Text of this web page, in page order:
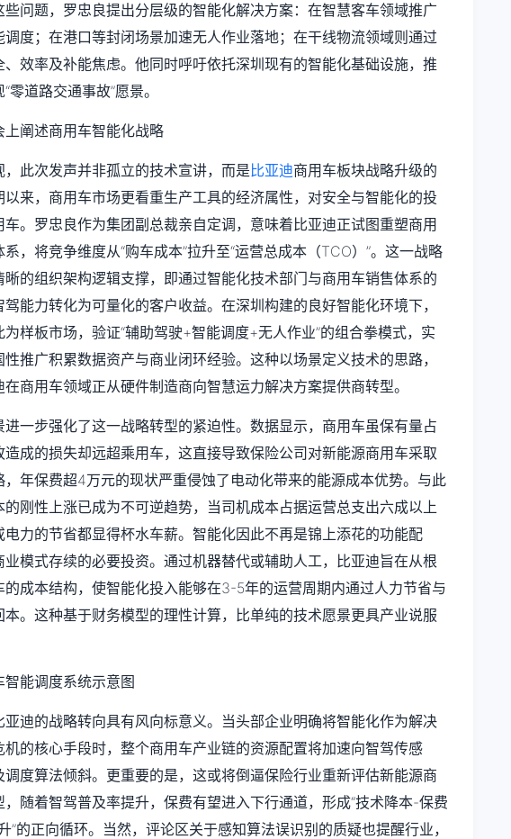
些问题，罗忠良提出分层级的智能化解决方案：在智慧客车领域推广
调度；在港口等封闭场景加速无人作业落地；在干线物流领域则通过
、效率及补能焦虑。他同时呼吁依托深圳现有的智能化基础设施，推
零道路交通事故”愿景。
，此次发声并非孤立的技术宣讲，而是 比亚迪商用车板块战略升级的
以来，商用车市场更看重生产工具的经济属性，对安全与智能化的投
车。罗忠良作为集团副总裁亲自定调，意味着比亚迪正试图重塑商用
，将竞争维度从“购车成本”拉升至“运营总成本（TCO）”。这一战略
晰的组织架构逻辑支撑，即通过智能化技术部门与商用车销售体系的
能力转化为可量化的客户收益。在深圳构建的良好智能化环境下，
为样板市场，验证“辅助驾驶+智能调度+无人作业”的组合拳模式，实
推广积累数据资产与商业闭环经验。这种以场景定义技术的思路，
商用车领域正从硬件制造商向智慧运力解决方案提供商转型。
进一步强化了这一战略转型的紧迫性。数据显示，商用车虽保有量占
造成的损失却远超乘用车，这直接导致保险公司对新能源商用车采取
，年保费超4万元的现状严重侵蚀了电动化带来的能源成本优势。与此
的刚性上涨已成为不可逆趋势，当司机成本占据运营总支出六成以上
电力的节省都显得杯水车薪。智能化因此不再是锦上添花的功能配
业模式存续的必要投资。通过机器替代或辅助人工，比亚迪旨在从根
的成本结构，使智能化投入能够在3-5年的运营周期内通过人力节省与
本。这种基于财务模型的理性计算，比单纯的技术愿景更具产业说服
亚迪的战略转向具有风向标意义。当头部企业明确将智能化作为解决
机的核心手段时，整个商用车产业链的资源配置将加速向智驾传感
调度算法倾斜。更重要的是，这或将倒逼保险行业重新评估新能源商
，随着智驾普及率提升，保费有望进入下行通道，形成“技术降本-保费
”的正向循环。当然，评论区关于感知算法误识别的质疑也提醒行业，